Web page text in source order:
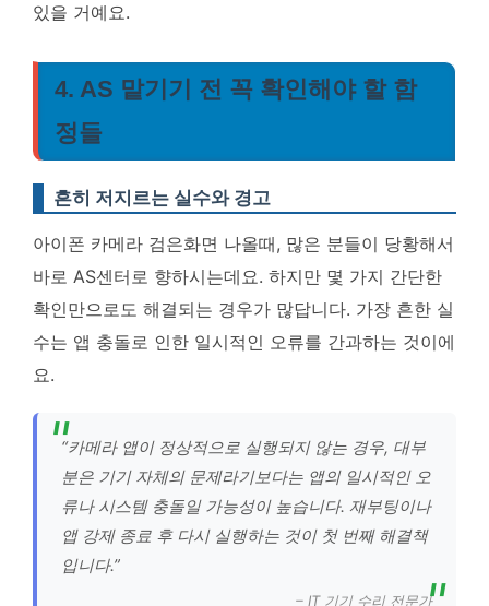
있을 거예요.
4. AS 맡기기 전 꼭 확인해야 할 함
정들
흔히 저지르는 실수와 경고
아이폰 카메라 검은화면 나올때, 많은 분들이 당황해서
바로 AS센터로 향하시는데요. 하지만 몇 가지 간단한
확인만으로도 해결되는 경우가 많답니다. 가장 흔한 실
수는 앱 충돌로 인한 일시적인 오류를 간과하는 것이에
요.
“카메라 앱이 정상적으로 실행되지 않는 경우, 대부
분은 기기 자체의 문제라기보다는 앱의 일시적인 오
류나 시스템 충돌일 가능성이 높습니다. 재부팅이나
앱 강제 종료 후 다시 실행하는 것이 첫 번째 해결책
입니다.”
– IT 기기 수리 전문가